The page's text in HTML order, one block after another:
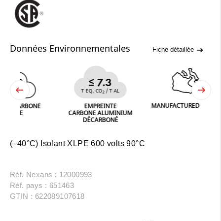
Données Environnementales Fiche détaillée
≤ 7.3
T EQ. CO2 / T AL
EMPREINTE
CARBONE ALUMINIUM
DÉCARBONÉ
MANUFACTURED IN FERGUS
(–40°C) Isolant XLPE 600 volts 90°C
Réf. Nexans : 12000993
Réf. pays : 651463
GTIN : 622089107618